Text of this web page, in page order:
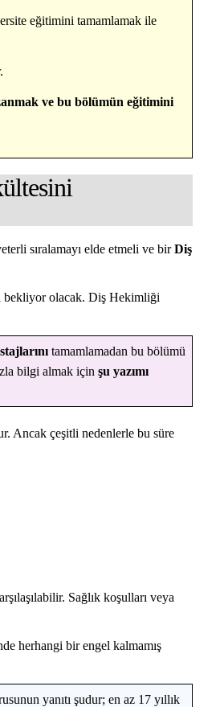
eğitimini tamamlamak ile
ve bu bölümün eğitimini
sıralamayı elde etmeli ve birDiş
bekliyor olacak. Diş Hekimliği
tamamlamadan bu bölümü
bilgi almak için şu yazımı
Ancak çeşitli nedenlerle bu süre
Sağlık koşulları veya
herhangi bir engel kalmamış
yanıtı şudur; en az 17 yıllık
TIP FAKÜLTESI | SORULAR VE CEVAPLAR
Branşları/Bölümleri Nelerdir?